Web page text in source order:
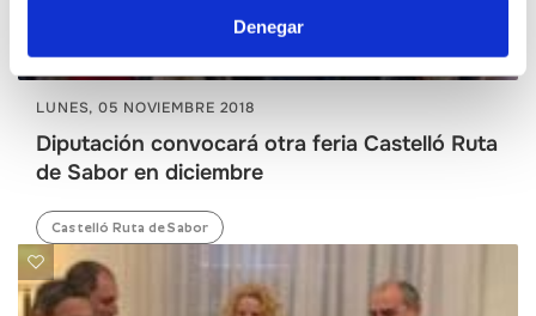
Denegar
LUNES, 05 NOVIEMBRE 2018
Diputación convocará otra feria Castelló Ruta
de Sabor en diciembre
Castelló Ruta de Sabor